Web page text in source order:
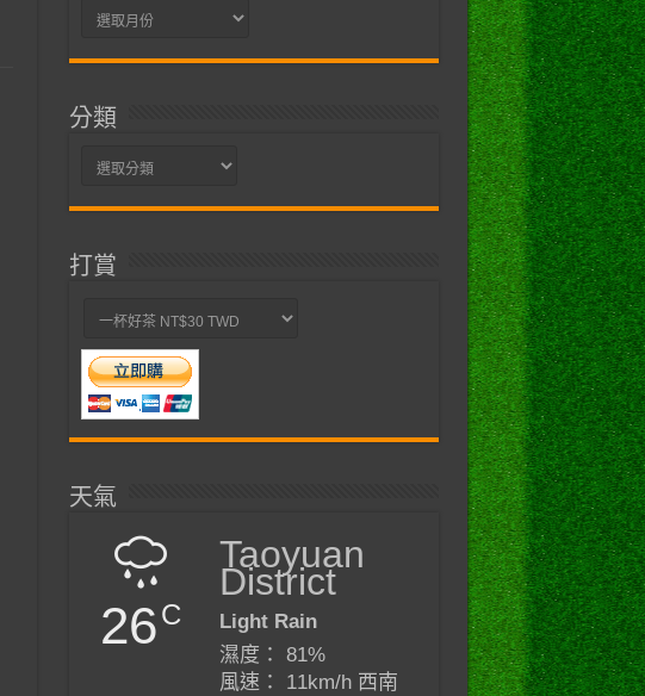
彙
分類
分
打賞
天氣
26C
Taoyuan
District
Light Rain
濕度： 81%
風速： 11km/h 西南